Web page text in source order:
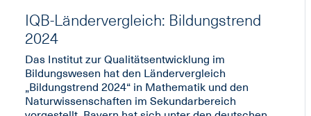
IQB-Ländervergleich: Bildungstrend
2024
Das Institut zur Qualitätsentwicklung im
Bildungswesen hat den Ländervergleich
„Bildungstrend 2024“ in Mathematik und den
Naturwissenschaften im Sekundarbereich